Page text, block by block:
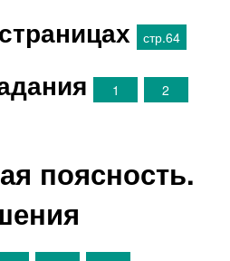
стр.64
1
2
поясность.